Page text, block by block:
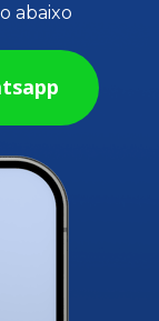
abaixo